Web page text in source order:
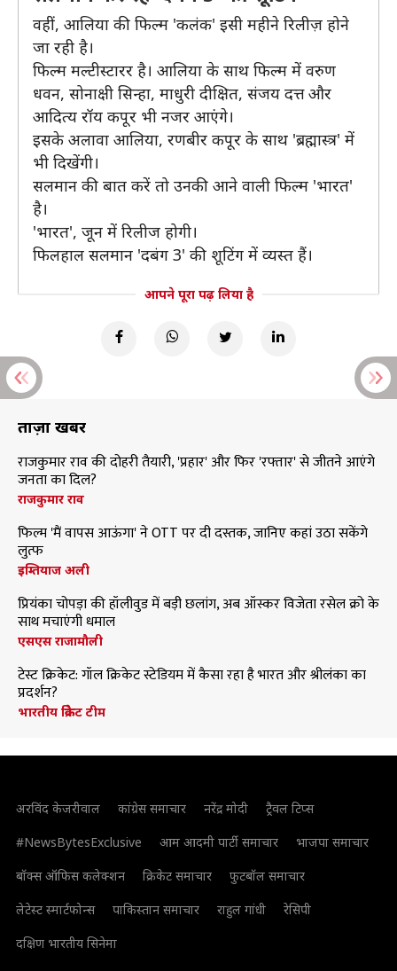
वहीं, आलिया की फिल्म 'कलंक' इसी महीने रिलीज़ होने
जा रही है।
फिल्म मल्टीस्टारर है। आलिया के साथ फिल्म में वरुण
धवन, सोनाक्षी सिन्हा, माधुरी दीक्षित, संजय दत्त और
आदित्य रॉय कपूर भी नजर आएंगे।
इसके अलावा आलिया, रणबीर कपूर के साथ 'ब्रह्मास्त्र' में
भी दिखेंगी।
सलमान की बात करें तो उनकी आने वाली फिल्म 'भारत'
है।
'भारत', जून में रिलीज होगी।
फिलहाल सलमान 'दबंग 3' की शूटिंग में व्यस्त हैं।
आपने पूरा पढ़ लिया है
ताज़ा खबरें
राजकुमार राव की दोहरी तैयारी, 'प्रहार' और फिर 'रफ्तार' से जीतने आएंगे
जनता का दिल?
राजकुमार राव
फिल्म 'मैं वापस आऊंगा' ने OTT पर दी दस्तक, जानिए कहां उठा सकेंगे
लुत्फ
इम्तियाज अली
प्रियंका चोपड़ा की हॉलीवुड में बड़ी छलांग, अब ऑस्कर विजेता रसेल क्रो के
साथ मचाएंगी धमाल
एसएस राजामौली
टेस्ट क्रिकेट: गॉल क्रिकेट स्टेडियम में कैसा रहा है भारत और श्रीलंका का
प्रदर्शन?
भारतीय क्रिकेट टीम
अरविंद केजरीवाल कांग्रेस समाचार नरेंद्र मोदी
ट्रैवल टिप्स
#NewsBytesExclusive
आम आदमी पार्टी समाचार
भाजपा समाचार
बॉक्स ऑफिस कलेक्शन
क्रिकेट समाचार
फुटबॉल समाचार
लेटेस्ट स्मार्टफोन्स
पाकिस्तान समाचार राहुल गांधी
रेसिपी
दक्षिण भारतीय सिनेमा